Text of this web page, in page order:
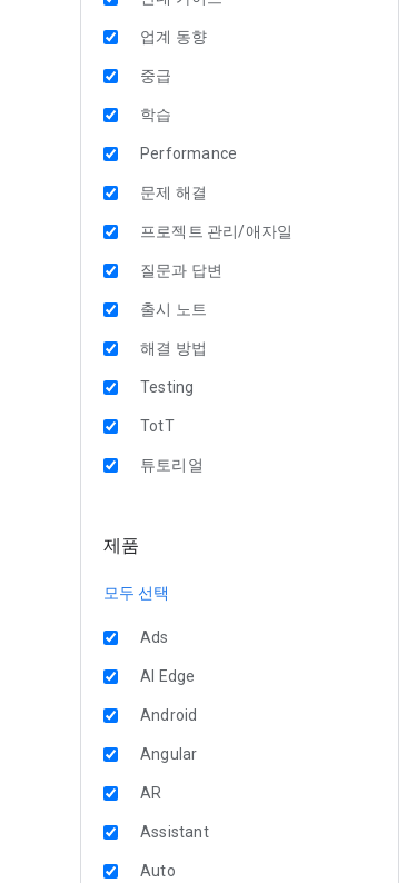
업계 동향
중급
학습
Performance
문제 해결
프로젝트 관리/애자일
질문과 답변
출시 노트
해결 방법
Testing
TotT
튜토리얼
제품
모두 선택
Ads
AI Edge
Android
Angular
AR
Assistant
Auto